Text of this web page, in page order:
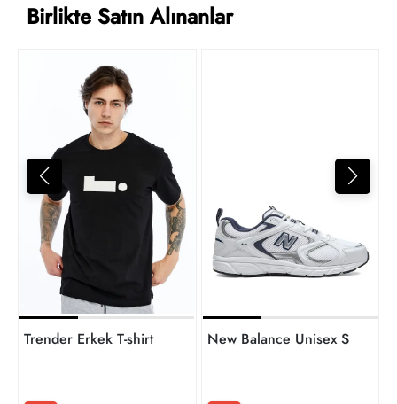
Birlikte Satın Alınanlar
Trender Erkek T-shirt New Balance Unisex Sneaker